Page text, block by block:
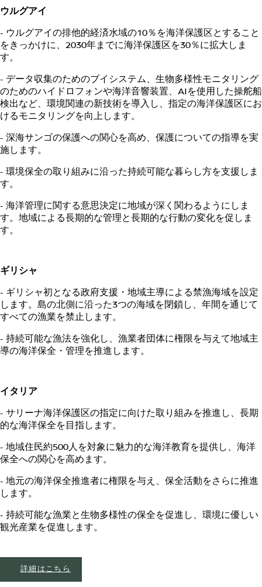
ウルグアイ
- ウルグアイの排他的経済水域の10％を海洋保護区とすること
をきっかけに、2030年までに海洋保護区を30％に拡大しま
す。
- データ収集のためのブイシステム、生物多様性モニタリング
のためのハイドロフォンや海洋音響装置、AIを使用した操舵船
検出など、環境関連の新技術を導入し、指定の海洋保護区にお
けるモニタリングを向上します。
- 深海サンゴの保護への関心を高め、保護についての指導を実
施します。
- 環境保全の取り組みに沿った持続可能な暮らし方を支援しま
す。
- 海洋管理に関する意思決定に地域が深く関わるようにしま
す。地域による長期的な管理と長期的な行動の変化を促しま
す。
ギリシャ
- ギリシャ初となる政府支援・地域主導による禁漁海域を設定
します。島の北側に沿った3つの海域を閉鎖し、年間を通じて
すべての漁業を禁止します。
- 持続可能な漁法を強化し、漁業者団体に権限を与えて地域主
導の海洋保全・管理を推進し​​ます。
イタリア
- サリーナ海洋保護区の指定に向けた取り組みを推進し、長期
的な海洋保全を目指します。
- 地域住民約500人を対象に魅力的な海洋教育を提供し、海洋
保全への関心を高めます。
- 地元の海洋保全推進者に権限を与え、保全活動をさらに推進
します。
- 持続可能な漁業と生物多様性の保全を促進し、環境に優しい
観光産業を促進します。
詳細はこちら